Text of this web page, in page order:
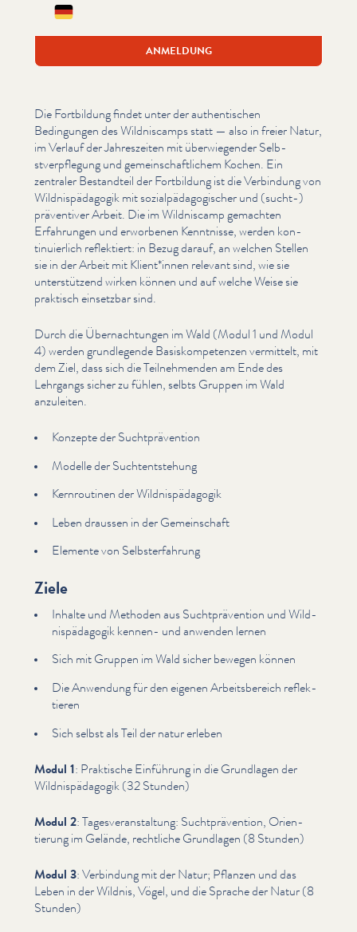
Deutsch
ANMELDUNG
Die Fortbildung findet unter der authen­tis­chen
Bedingungen des Wild­nis­camps statt — also in freier Natur,
im Verlauf der Jahreszeit­en mit über­wiegen­der Selb­
stverpfle­gung und gemein­schaftlichem Kochen. Ein
zentraler Bestandteil der Fortbildung ist die Verbindung von
Wild­nis­päd­a­gogik mit sozialpäd­a­gogis­ch­er und (sucht-)
präventiver Arbeit. Die im Wildniscamp gemachten
Erfahrungen und erworbenen Kenntnisse, werden kon­
tinuier­lich reflektiert: in Bezug darauf, an welchen Stellen
sie in der Arbeit mit Klient*innen relevant sind, wie sie
unter­stützend wirken können und auf welche Weise sie
praktisch einsetzbar sind.
Durch die Über­nach­tun­gen im Wald (Modul 1 und Modul
4) werden grundle­gende Basiskom­pe­ten­zen vermittelt, mit
dem Ziel, dass sich die Teil­nehmenden am Ende des
Lehrgangs sicher zu fühlen, selbts Gruppen im Wald
anzuleiten.
Konzepte der Sucht­präven­tion
Modelle der Such­t­entste­hung
Kern­rou­ti­nen der Wild­nis­päd­a­gogik
Leben draussen in der Gemein­schaft
Elemente von Selb­ster­fahrung
Ziele
Inhalte und Methoden aus Sucht­präven­tion und Wild­
nis­päd­a­gogik kennen- und anwenden lernen
Sich mit Gruppen im Wald sicher bewegen können
Die Anwendung für den eigenen Arbeits­bere­ich reflek­
tieren
Sich selbst als Teil der natur erleben
Modul 1: Praktische Einführung in die Grundlagen der
Wild­nis­päd­a­gogik (32 Stunden)
Modul 2: Tagesver­anstal­tung: Sucht­präven­tion, Ori­en­
tierung im Gelände, rechtliche Grundlagen (8 Stunden)
Modul 3: Verbindung mit der Natur; Pflanzen und das
Leben in der Wildnis, Vögel, und die Sprache der Natur (8
Stunden)